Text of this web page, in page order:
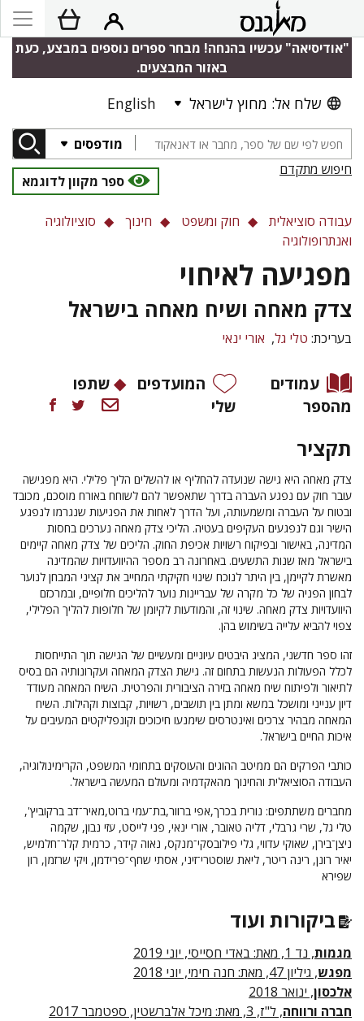
"אודיסיאה" עכשיו בהנחה! מבחר ספרים נוספים במבצע, כעת
באזור המבצעים.
שלח אל: מחוץ לישראל English
מודפסים
חיפוש מתקדם
ספר מקוון לדוגמא
עבודה סוציאלית חוק ומשפט חינוך
סוציולוגיה
ואנתרופולוגיה
מפגיעה לאיחוי
צדק מאחה ושיח מאחה בישראל
בעריכת: טלי גל אורי ינאי
עמודים
מהספר
המועדפים
שלי
שתפו
תקציר
צדק מאחה היא גישה שנועדה להחליף או להשלים הליך פלילי. היא מפגישה
עובר חוק עם נפגע העברה בדרך שתאפשר להם לשוחח באורח מוסכם, מכובד
ובטוח על העברה ומשמעותה, ועל הדרך לאחות את הפגיעות שנגרמו לנפגע
הישיר וגם לנפגעים העקיפים בעטיה. הליכי צדק מאחה נערכים בחסות
המדינה, באישור ובפיקוח רשויות אכיפת החוק. הליכים של צדק מאחה קיימים
בישראל מאז שנות התשעים. באחרונה רב מספר ההיוועדויות שהמדינה
מאשרת לקיימן, בין היתר לנוכח שינוי חקיקתי המחייב את קציני המבחן לנוער
לבחון הפניה של כל מקרה של עבריינות נוער להליכים חלופיים, ובמרכזם
היוועדויות צדק מאחה. שינוי זה, והמודעות לקיומן של חלופות להליך הפלילי,
צפוי להביא עלייה בשימוש בהן.
זהו ספר חדשני, המציג היבטים עיוניים ומעשיים של הגישה תוך התייחסות
לכלל הפעולות הנעשות בתחום זה. גישת הצדק המאחה ועקרונותיה הם בסיס
לתיאור ולפיתוח שיח מאחה בזירה הציבורית והפרטית. השיח המאחה מעודד
דיון ענייני ומושכל במשא ומתן בין תושבים, רשויות, קבוצות וקהילות. השיח
המאחה מבהיר צרכים ואינטרסים שימנעו חיכוכים וקונפליקטים המעיבים על
איכות החיים בישראל.
כותבי הפרקים הם ממיטב ההוגים והעוסקים בתחומי המשפט, הקרימינולוגיה,
העבודה הסוציאלית והחינוך מהאקדמיה ומעולם המעשה בישראל.
מחברים משתתפים: נורית בכרך,אפי ברוור,בת־עמי ברוט,מאיר־דב ברקוביץ',
טלי גל, שרי גרבלי, דליה טאובר, אורי ינאי, פני לייסט, עֹזי נבון, שקמה
ניצן־בירן, שאוקי עדווי, גלי פילובסקי־מנקס, נאוה קידר, כרמית קלר־חלמיש,
יאיר רונן, רינה ריטר, ליאת שוסטרי־זיני, אסתי שחף־פרידמן, ויקי שרזמן, רון
שפירא
ביקורות ועוד
מגמות, נד 1, מאת: באדי חסייסי, יוני 2019
מפגש, גיליון 47, מאת: חנה חימי, יוני 2018
אלכסון, ינואר 2018
חברה ורווחה, ל"ז, 3, מאת: מיכל אלברשטין, ספטמבר 2017